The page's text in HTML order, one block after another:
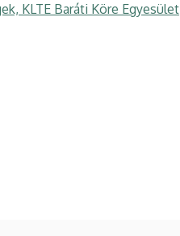
KLTE Baráti Köre Egyesület